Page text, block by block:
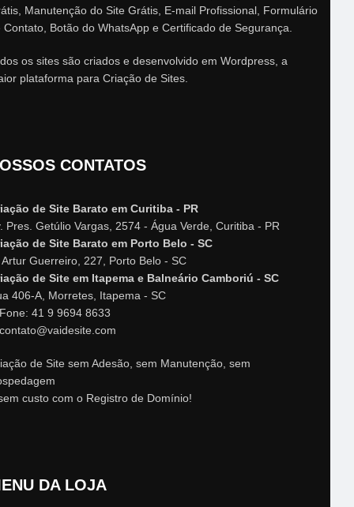
Manutenção do Site Grátis, E-mail Profissional, Formulário
Contato, Botão do WhatsApp e Certificado de Segurança.
os sites são criados e desenvolvido em Wordpress, a
plataforma para Criação de Sites.
CONTATOS
de Site Barato em Curitiba - PR
Pres. Getúlio Vargas, 2574 - Água Verde, Curitiba - PR
de Site Barato em Porto Belo - SC
Artur Guerreiro, 227, Porto Belo - SC
de Site em Itapema e Balneário Camboriú - SC
406-A, Morretes, Itapema - SC
Fone: 41 9 9694 8633
contato@vaidesite.com
de Site sem Adesão, sem Manutenção, sem
custo com o Registro de Domínio!
DA LOJA